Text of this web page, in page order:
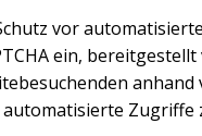
vor
ein,
automatisierte Zugriffe